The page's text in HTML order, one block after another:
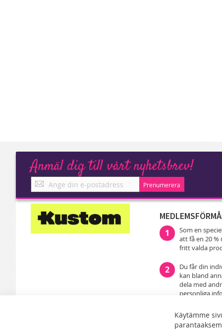
Anmäl dig till vårt nyhetsbrev!
Anmäl
dig
till
vårt
nyhetsbrev!
Prenumerera
1
Som en
att få en 20
fritt valda
2
Du får din
kan bland
dela med
personliga
till din familj
Käytämme